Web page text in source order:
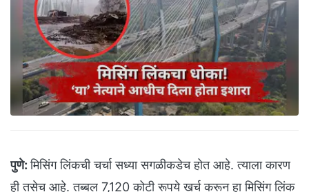
पुणे: मिसिंग लिंकची चर्चा सध्या सगळीकडेच होत आहे. त्याला कारण
ही तसेच आहे. तब्बल 7,120 कोटी रूपये खर्च करून हा मिसिंग लिंक